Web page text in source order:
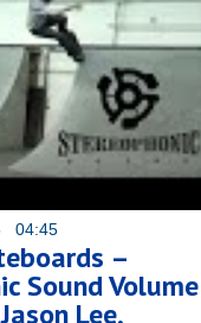
04:45
–
Sound Volume
Lee,